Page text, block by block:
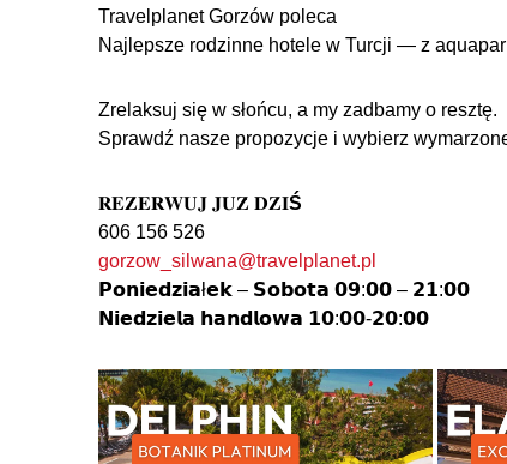
Travelplanet Gorzów poleca
Najlepsze rodzinne hotele w Turcji — z
Zrelaksuj się w słońcu, a my zadbamy o resztę.
Sprawdź nasze propozycje i wybierz
𝐑𝐄𝐙𝐄𝐑𝐖𝐔𝐉 𝐉𝐔𝐙̇ 𝐃𝐙𝐈Ś
606 156 526
gorzow_silwana@travelplanet.pl
𝗣𝗼𝗻𝗶𝗲𝗱𝘇𝗶𝗮ł𝗲𝗸 – 𝗦𝗼𝗯𝗼𝘁𝗮 𝟬𝟵:𝟬𝟬 – 𝟮𝟭:𝟬𝟬
𝗡𝗶𝗲𝗱𝘇𝗶𝗲𝗹𝗮 𝗵𝗮𝗻𝗱𝗹𝗼𝘄𝗮 𝟭𝟬:𝟬𝟬-𝟮𝟬:𝟬𝟬